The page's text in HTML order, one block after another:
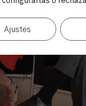
Ajustes